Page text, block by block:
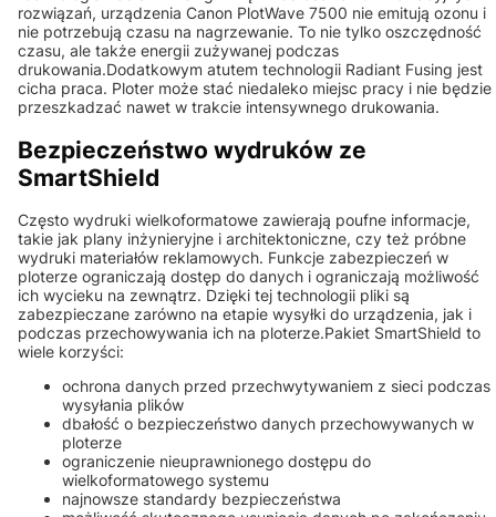
rozwiązań, urządzenia Canon PlotWave 7500 nie emitują ozonu i
nie potrzebują czasu na nagrzewanie. To nie tylko oszczędność
czasu, ale także energii zużywanej podczas
drukowania.Dodatkowym atutem technologii Radiant Fusing jest
cicha praca. Ploter może stać niedaleko miejsc pracy i nie będzie
przeszkadzać nawet w trakcie intensywnego drukowania.
Bezpieczeństwo wydruków ze
SmartShield
Często wydruki wielkoformatowe zawierają poufne informacje,
takie jak plany inżynieryjne i architektoniczne, czy też próbne
wydruki materiałów reklamowych. Funkcje zabezpieczeń w
ploterze ograniczają dostęp do danych i ograniczają możliwość
ich wycieku na zewnątrz. Dzięki tej technologii pliki są
zabezpieczane zarówno na etapie wysyłki do urządzenia, jak i
podczas przechowywania ich na ploterze.Pakiet SmartShield to
wiele korzyści:
ochrona danych przed przechwytywaniem z sieci podczas
wysyłania plików
dbałość o bezpieczeństwo danych przechowywanych w
ploterze
ograniczenie nieuprawnionego dostępu do
wielkoformatowego systemu
najnowsze standardy bezpieczeństwa